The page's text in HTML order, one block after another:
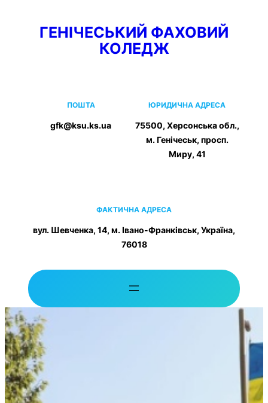
ГЕНІЧЕСЬКИЙ ФАХОВИЙ
КОЛЕДЖ
ПОШТА
gfk@ksu.ks.ua
ЮРИДИЧНА АДРЕСА
75500, Херсонська обл.,
м. Генічеськ, просп.
Миру, 41
ФАКТИЧНА АДРЕСА
вул. Шевченка, 14, м. Івано-Франківськ, Україна,
76018